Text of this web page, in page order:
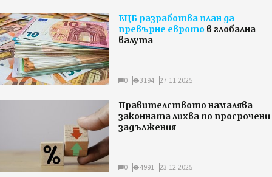
ЕЦБ разработва план да
превърне еврото в глобална
валута
0 3194 27.11.2025
Правителството намалява
законната лихва по просрочени
задължения
0 4991 23.12.2025